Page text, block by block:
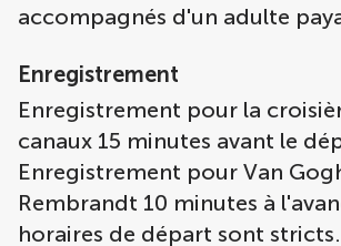
accompagnés d'un adulte
Enregistrement
Enregistrement pour la
canaux 15 minutes avant le
Enregistrement pour Van
Rembrandt 10 minutes à
horaires de départ sont stricts.